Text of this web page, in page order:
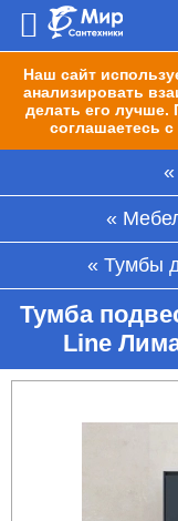
Наш сайт
анализировать
делать его
соглашаетесь
Тумбы
Тумба
Line